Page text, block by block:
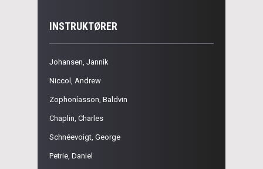
INSTRUKTØRER
Johansen, Jannik
Niccol, Andrew
Zophoníasson, Baldvin
Chaplin, Charles
Schnéevoigt, George
Petrie, Daniel